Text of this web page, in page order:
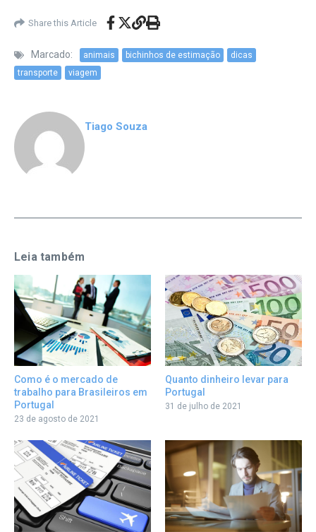
Share this Article
Marcado: animais bichinhos de estimação
dicas
transporte
viagem
Tiago Souza
Leia também
Como é o mercado de
trabalho para Brasileiros em
Portugal
23 de agosto de 2021
Quanto dinheiro levar para
Portugal
31 de julho de 2021